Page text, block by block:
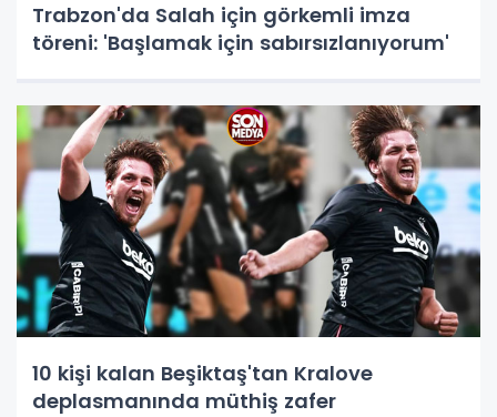
Trabzon'da Salah için görkemli imza
töreni: 'Başlamak için sabırsızlanıyorum'
10 kişi kalan Beşiktaş'tan Kralove
deplasmanında müthiş zafer